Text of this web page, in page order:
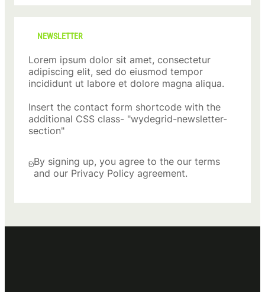
NEWSLETTER
Lorem ipsum dolor sit amet, consectetur
adipiscing elit, sed do eiusmod tempor
incididunt ut labore et dolore magna aliqua.
Insert the contact form shortcode with the
additional CSS class- "wydegrid-newsletter-
section"
By signing up, you agree to the our terms
and our Privacy Policy agreement.